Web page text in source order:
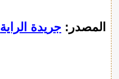
المصدر: جريدة الراية